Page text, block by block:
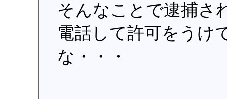
そんなことで逮捕さ
電話して許可をうけ
な・・・